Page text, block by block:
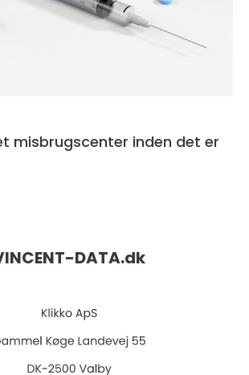
misbrugscenter inden det er
DATA.dk